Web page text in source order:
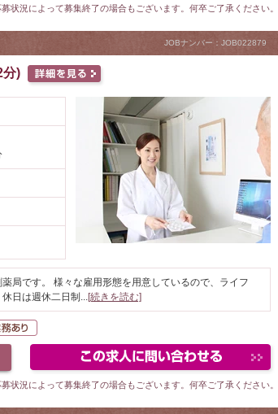
状況によって募集終了の場合もございます。何卒ご了承ください。
JOBナンバー：JOB022879
分)
局です。 様々な雇用形態を用意しているので、ライフ
日は週休二日制 ...[続きを読む]
状況によって募集終了の場合もございます。何卒ご了承ください。